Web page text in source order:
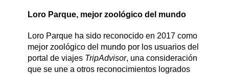
Loro Parque, mejor zoológico del mundo
Loro Parque ha sido reconocido en 2017 como
mejor zoológico del mundo por los usuarios del
portal de viajes TripAdvisor, una consideración
que se une a otros reconocimientos logrados